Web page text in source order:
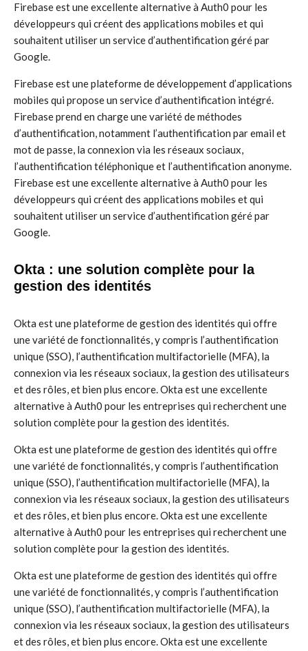
Firebase est une excellente alternative à Auth0 pour les
développeurs qui créent des applications mobiles et qui
souhaitent utiliser un service d’authentification géré par
Google.
Firebase est une plateforme de développement d’applications
mobiles qui propose un service d’authentification intégré.
Firebase prend en charge une variété de méthodes
d’authentification, notamment l’authentification par email et
mot de passe, la connexion via les réseaux sociaux,
l’authentification téléphonique et l’authentification anonyme.
Firebase est une excellente alternative à Auth0 pour les
développeurs qui créent des applications mobiles et qui
souhaitent utiliser un service d’authentification géré par
Google.
Okta : une solution complète pour la
gestion des identités
Okta est une plateforme de gestion des identités qui offre
une variété de fonctionnalités, y compris l’authentification
unique (SSO), l’authentification multifactorielle (MFA), la
connexion via les réseaux sociaux, la gestion des utilisateurs
et des rôles, et bien plus encore. Okta est une excellente
alternative à Auth0 pour les entreprises qui recherchent une
solution complète pour la gestion des identités.
Okta est une plateforme de gestion des identités qui offre
une variété de fonctionnalités, y compris l’authentification
unique (SSO), l’authentification multifactorielle (MFA), la
connexion via les réseaux sociaux, la gestion des utilisateurs
et des rôles, et bien plus encore. Okta est une excellente
alternative à Auth0 pour les entreprises qui recherchent une
solution complète pour la gestion des identités.
Okta est une plateforme de gestion des identités qui offre
une variété de fonctionnalités, y compris l’authentification
unique (SSO), l’authentification multifactorielle (MFA), la
connexion via les réseaux sociaux, la gestion des utilisateurs
et des rôles, et bien plus encore. Okta est une excellente